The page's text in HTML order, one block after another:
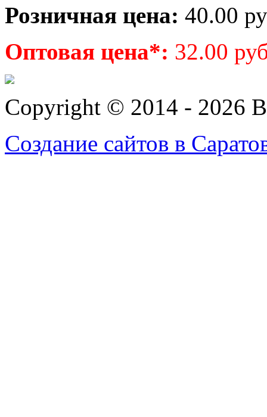
Розничная цена: 40.00
Оптовая цена*: 32.00
Copyright © 2014 - 2026
Создание сайтов в